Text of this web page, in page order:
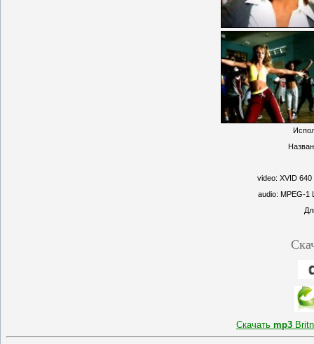
video: XVID
audio: MPEG-1
Скачать mp3